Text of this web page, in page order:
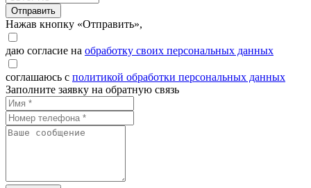
Отправить
Нажав кнопку «Отправить»,
даю согласие на обработку своих персональных данных
соглашаюсь с политикой обработки персональных данных
Заполните заявку на обратную связь